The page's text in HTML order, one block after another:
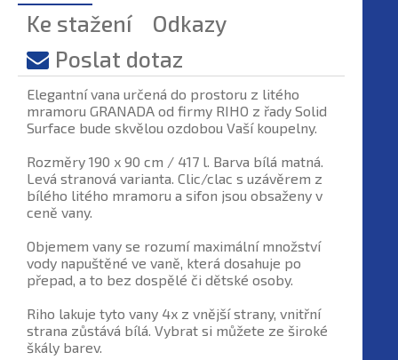
Ke stažení
Odkazy
Poslat dotaz
Elegantní vana určená do prostoru z litého
mramoru GRANADA od firmy RIHO z řady Solid
Surface bude skvělou ozdobou Vaší koupelny.
Rozměry 190 x 90 cm / 417 l. Barva bílá matná.
Levá stranová varianta. Clic/clac s uzávěrem z
bílého litého mramoru a sifon jsou obsaženy v
ceně vany.
Objemem vany se rozumí maximální množství
vody napuštěné ve vaně, která dosahuje po
přepad, a to bez dospělé či dětské osoby.
Riho lakuje tyto vany 4x z vnější strany, vnitřní
strana zůstává bílá. Vybrat si můžete ze široké
škály barev.